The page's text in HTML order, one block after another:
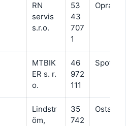
RN
servis
s.r.o.
53
43
707
1
Opravy
MTBIK
ER s. r.
o.
46
972
111
Lindstr
öm,
35
742